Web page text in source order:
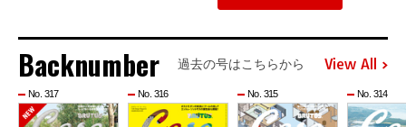
Backnumber 過去の号はこちらから View All
No. 317 No. 316 No. 315 No. 314